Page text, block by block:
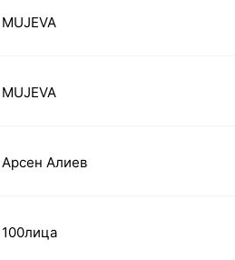
MUJEVA
MUJEVA
Арсен Алиев
100лица